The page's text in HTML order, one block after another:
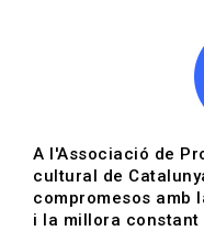
Vols estar al dia?
A l'Associació de
cultural de
compromesos amb
i la millora